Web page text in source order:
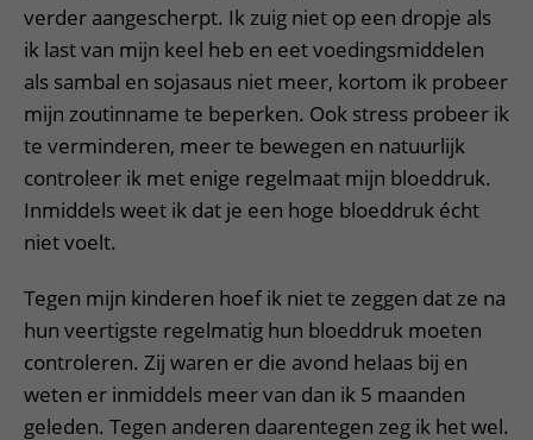
verder aangescherpt. Ik zuig niet op een dropje als
ik last van mijn keel heb en eet voedingsmiddelen
als sambal en sojasaus niet meer, kortom ik probeer
mijn zoutinname te beperken. Ook stress probeer ik
te verminderen, meer te bewegen en natuurlijk
controleer ik met enige regelmaat mijn bloeddruk.
Inmiddels weet ik dat je een hoge bloeddruk écht
niet voelt.
Tegen mijn kinderen hoef ik niet te zeggen dat ze na
hun veertigste regelmatig hun bloeddruk moeten
controleren. Zij waren er die avond helaas bij en
weten er inmiddels meer van dan ik 5 maanden
geleden. Tegen anderen daarentegen zeg ik het wel.